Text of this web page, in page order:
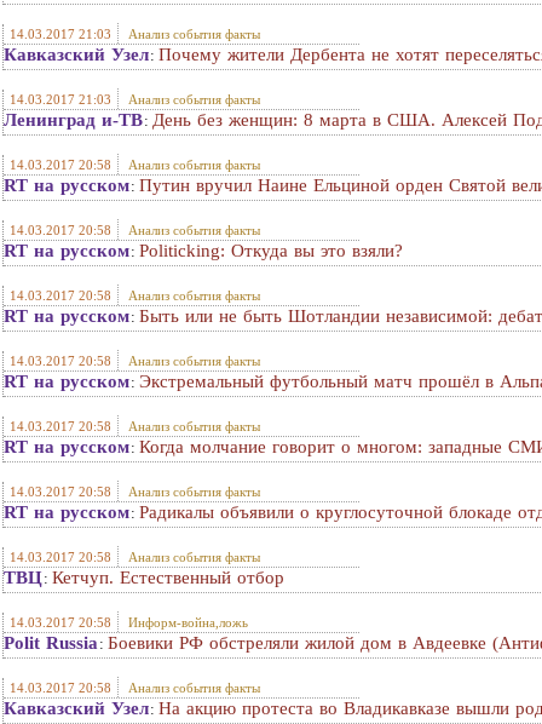
14.03.2017 21:03 Анализ события факты
Кавказский Узел: Почему жители Дербента не хотят
14.03.2017 21:03 Анализ события факты
Ленинград и-ТВ: День без женщин: 8 марта в США. Алексей
14.03.2017 20:58 Анализ события факты
RT на русском: Путин вручил Наине Ельциной орден Святой
14.03.2017 20:58 Анализ события факты
RT на русском: Politicking: Откуда вы это взяли?
14.03.2017 20:58 Анализ события факты
RT на русском: Быть или не быть Шотландии независимой:
14.03.2017 20:58 Анализ события факты
RT на русском: Экстремальный футбольный матч прошёл в
14.03.2017 20:58 Анализ события факты
RT на русском: Когда молчание говорит о многом: западные
14.03.2017 20:58 Анализ события факты
RT на русском: Радикалы объявили о круглосуточной блокаде
14.03.2017 20:58 Анализ события факты
ТВЦ: Кетчуп. Естественный отбор
14.03.2017 20:58 Информ-война,ложь
Polit Russia : Боевики РФ обстреляли жилой дом в Авдеевке
14.03.2017 20:58 Анализ события факты
Кавказский Узел: На акцию протеста во Владикавказе вышли